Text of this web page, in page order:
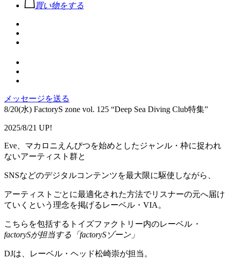
買い物をする
メッセージを送る
8/20(水) FactoryS zone vol. 125 “Deep Sea Diving Club特集”
2025/8/21 UP!
Eve、マカロニえんぴつを始めとしたジャンル・枠に捉われ
ないアーティスト群と
SNSなどのデジタルコンテンツを最大限に駆使しながら、
アーティストごとに最適化された方法でリスナーの元へ届け
ていくという理念を掲げるレーベル・VIA。
こちらを包括するトイズファクトリー内のレーベル ・
factorySが担当する「factorySゾーン」
DJは、レーベル・ヘッド松崎崇が担当。